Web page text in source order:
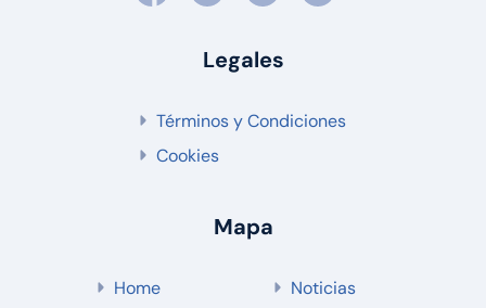
Legales
Términos y Condiciones
Cookies
Mapa
Home Noticias